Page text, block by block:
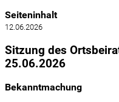
Seiteninhalt
12.06.2026
Sitzung des
25.06.2026
Bekanntmachung